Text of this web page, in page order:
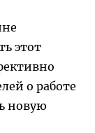
этот
о работе
новую